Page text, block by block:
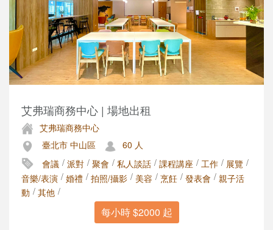
艾弗瑞商務中心 | 場地出租
艾弗瑞商務中心
臺北市 中山區
60 人
會議 / 派對 / 聚會 / 私人談話 / 課程講座 / 工作 / 展覽 /
音樂/表演 / 婚禮 / 拍照/攝影 / 美容 / 烹飪 / 發表會 / 親子活
動 / 其他 /
每小時 $2000 起